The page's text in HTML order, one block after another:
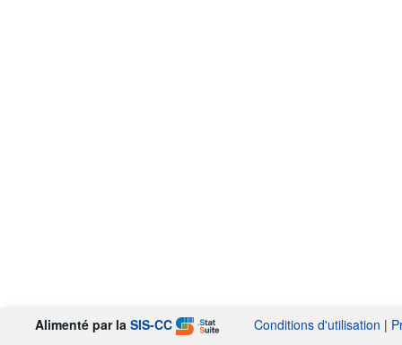
Alimenté par la SIS-CC Conditions d'utilisation |